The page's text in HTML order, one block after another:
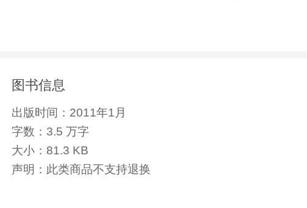
图书信息
出版时间： 2011年1月
字数： 3.5 万字
大小： 81.3 KB
声明： 此类商品不支持退换